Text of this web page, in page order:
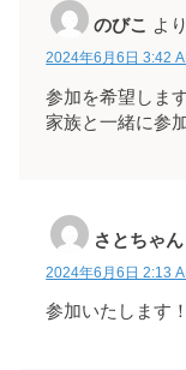
のびこ よ
2024年6月6日 3:42
参加を希望します
家族と一緒に参
さとちゃん
2024年6月6日 2:13
参加いたします